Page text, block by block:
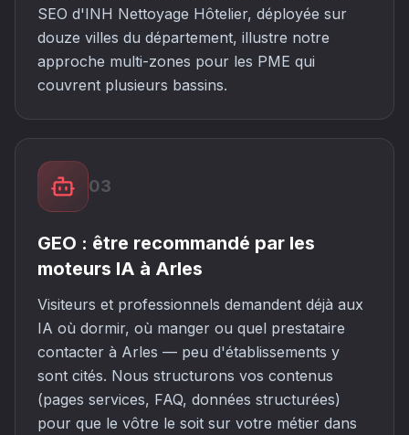
SEO d'INH Nettoyage Hôtelier, déployée sur
douze villes du département, illustre notre
approche multi-zones pour les PME qui
couvrent plusieurs bassins.
03
GEO : être recommandé par les
moteurs IA à Arles
Visiteurs et professionnels demandent déjà aux
IA où dormir, où manger ou quel prestataire
contacter à Arles — peu d'établissements y
sont cités. Nous structurons vos contenus
(pages services, FAQ, données structurées)
pour que le vôtre le soit sur votre métier dans